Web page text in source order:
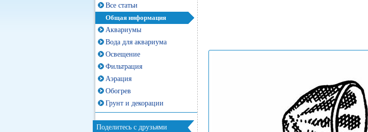
Все статьи
Общая информация
Аквариумы
Вода для аквариума
Освещение
Фильтрация
Аэрация
Обогрев
Грунт и декорации
Поделитесь с друзьями